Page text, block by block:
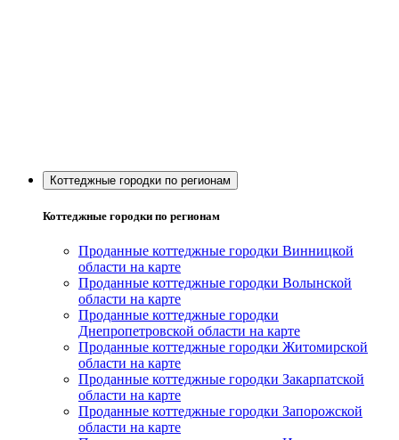
Коттеджные городки по регионам
Коттеджные городки по регионам
Проданные коттеджные городки Винницкой
области на карте
Проданные коттеджные городки Волынской
области на карте
Проданные коттеджные городки
Днепропетровской области на карте
Проданные коттеджные городки Житомирской
области на карте
Проданные коттеджные городки Закарпатской
области на карте
Проданные коттеджные городки Запорожской
области на карте